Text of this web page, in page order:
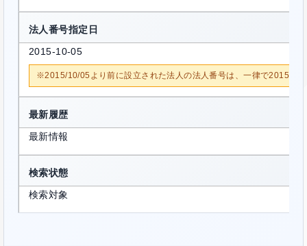
法人番号指定日
2015-10-05
※2015/10/05より前に設立された法人の法人番号は、一律で2015/10/
最新履歴
最新情報
検索状態
検索対象